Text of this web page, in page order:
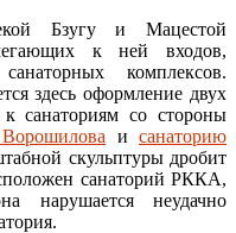
Бзугу и Мацестой
к ней входов,
комплексов.
здесь оформление двух
санаториям со стороны
исанаторию
скульптуры дробит
санаторий РККА,
нарушается неудачно